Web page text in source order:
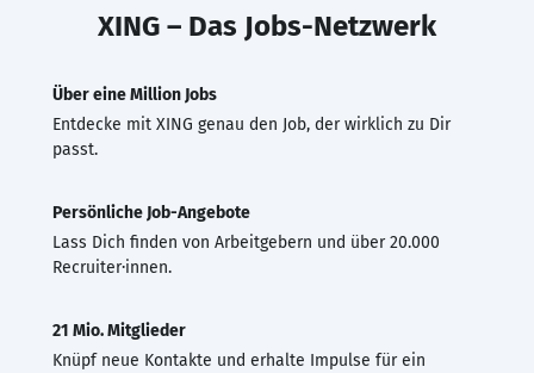
XING – Das Jobs-Netzwerk
Über eine Million Jobs
Entdecke mit XING genau den Job, der wirklich zu Dir
passt.
Persönliche Job-Angebote
Lass Dich finden von Arbeitgebern und über 20.000
Recruiter·innen.
21 Mio. Mitglieder
Knüpf neue Kontakte und erhalte Impulse für ein